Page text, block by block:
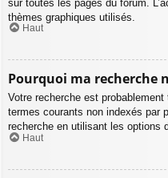
sur toutes les pages du forum.
thèmes graphiques utilisés.
Haut
Pourquoi ma recherche
Votre recherche est
termes courants non indexés par
recherche en utilisant les options
Haut